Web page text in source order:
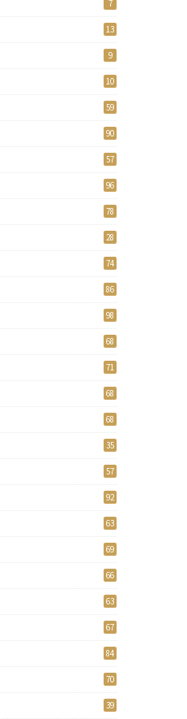
7
13
9
10
59
90
57
96
78
28
74
86
98
68
71
68
68
35
57
92
63
69
66
63
67
84
70
39